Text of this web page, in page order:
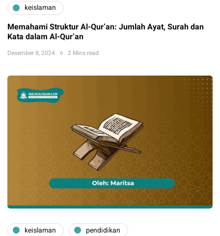
keislaman
Memahami Struktur Al-Qur’an: Jumlah Ayat, Surah dan
Kata dalam Al-Qur’an
Desember 8, 2024 2 Mins read
keislaman pendidikan